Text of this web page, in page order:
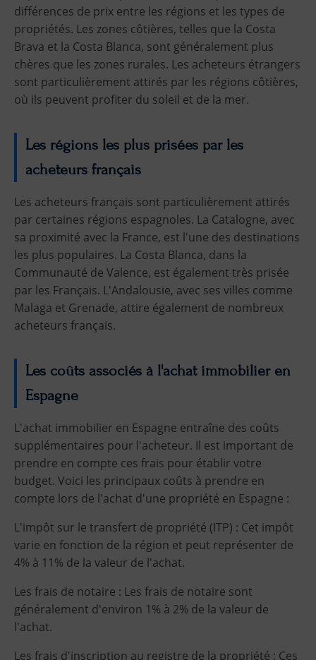
différences de prix entre les régions et les types de
propriétés. Les zones côtières, telles que la Costa
Brava et la Costa Blanca, sont généralement plus
chères que les zones rurales. Les acheteurs étrangers
sont particulièrement attirés par les régions côtières,
où ils peuvent profiter du soleil et de la mer.
Les régions les plus prisées par les
acheteurs français
Les acheteurs français sont particulièrement attirés
par certaines régions espagnoles. La Catalogne, avec
sa proximité avec la France, est l'une des destinations
les plus populaires. La Costa Blanca, dans la
Communauté de Valence, est également très prisée
par les Français. L'Andalousie, avec ses villes comme
Malaga et Grenade, attire également de nombreux
acheteurs français.
Les coûts associés à l'achat immobilier en
Espagne
L'achat immobilier en Espagne entraîne des coûts
supplémentaires pour l'acheteur. Il est important de
prendre en compte ces frais pour établir votre
budget. Voici les principaux coûts à prendre en
compte lors de l'achat d'une propriété en Espagne :
L'impôt sur le transfert de propriété (ITP) : Cet impôt
varie en fonction de la région et peut représenter de
4% à 11% de la valeur de l'achat.
Les frais de notaire : Les frais de notaire sont
généralement d'environ 1% à 2% de la valeur de
l'achat.
Les frais d'inscription au registre de la propriété : Ces